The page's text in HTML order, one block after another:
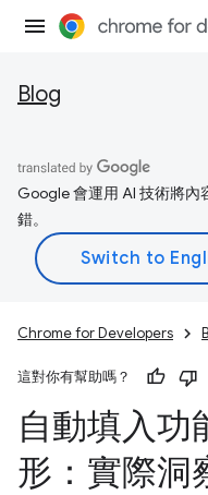
Blog
Google 會運用 AI 技術將內
錯。
Chrome for Developers
這對你有幫助嗎？
自動填入功
形：實際洞